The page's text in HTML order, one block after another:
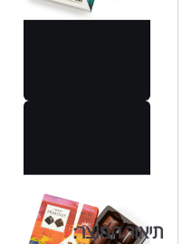
תיאור המוצר: